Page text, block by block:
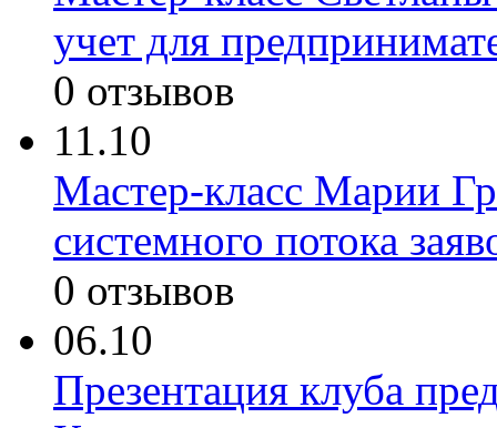
учет для
0 отзывов
11.10
Мастер-класс Марии
системного потока
0 отзывов
06.10
Презентация клуба